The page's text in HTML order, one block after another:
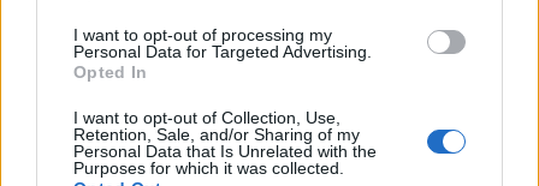
I want to opt-out of processing my
Personal Data for Targeted Advertising.
Opted In
I want to opt-out of Collection, Use,
Retention, Sale, and/or Sharing of my
Personal Data that Is Unrelated with the
Purposes for which it was collected.
14 éve
A géperejű jármű egy Renault Gordini :) Valamikor
az átkos végefelé nekem is volt egy ilyen egy rövid
ideig, csak diákként esélytelen volt a restaurálása
így eladtam. Gondolom nem meglepő, hogy a mai